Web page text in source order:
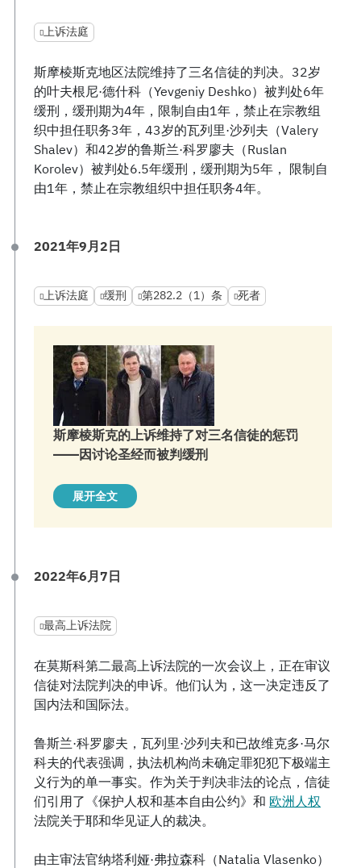
上诉法庭
斯摩棱斯克地区法院维持了三名信徒的判决。32岁
的叶夫根尼·德什科（Yevgeniy Deshko）被判处6年
缓刑，缓刑期为4年，限制自由1年，禁止在宗教组
织中担任职务3年，43岁的瓦列里·沙列夫（Valery
Shalev）和42岁的鲁斯兰·科罗廖夫（Ruslan
Korolev）被判处6.5年缓刑，缓刑期为5年， 限制自
由1年，禁止在宗教组织中担任职务4年。
2021年9月2日
上诉法庭 缓刑 第282.2（1）条 死者
斯摩棱斯克的上诉维持了对三名信徒的惩罚
——因讨论圣经而被判缓刑
展开全文
2022年6月7日
最高上诉法院
在莫斯科第二最高上诉法院的一次会议上，正在审议
信徒对法院判决的申诉。他们认为，这一决定违反了
国内法和国际法。
鲁斯兰·科罗廖夫，瓦列里·沙列夫和已故维克多·马尔
科夫的代表强调，执法机构尚未确定罪犯犯下极端主
义行为的单一事实。作为关于判决非法的论点，信徒
们引用了《保护人权和基本自由公约》和 欧洲人权
法院关于耶和华见证人的裁决。
由主审法官纳塔利娅·弗拉森科（Natalia Vlasenko）